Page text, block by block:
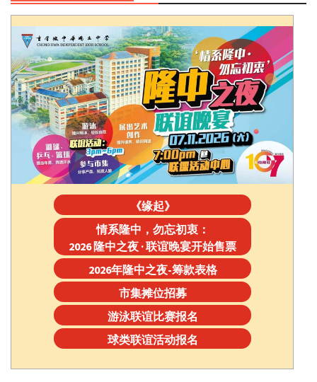
《缘起》
情系隆中，勿忘初衷：
2026 隆中之夜 · 联谊晚宴开始售票
2026年隆中之夜-筹款表格
市集摊位招募
游泳联谊比赛报名
球类联谊活动报名